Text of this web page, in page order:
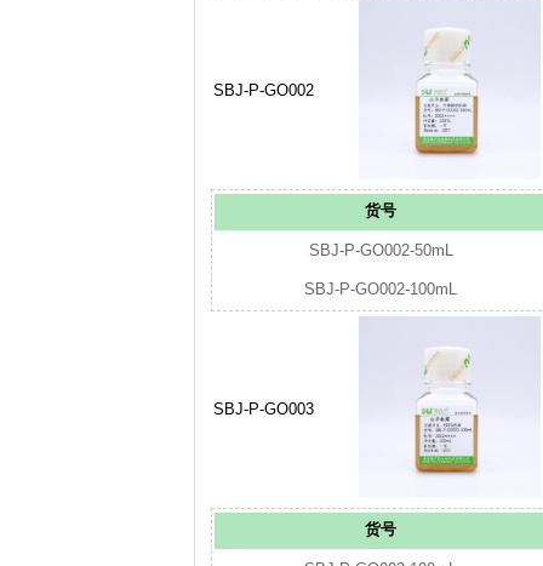
SBJ-P-GO002
货号
SBJ-P-GO002-50mL
SBJ-P-GO002-100mL
SBJ-P-GO003
货号